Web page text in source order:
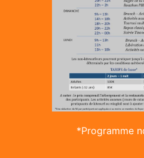
*Programme